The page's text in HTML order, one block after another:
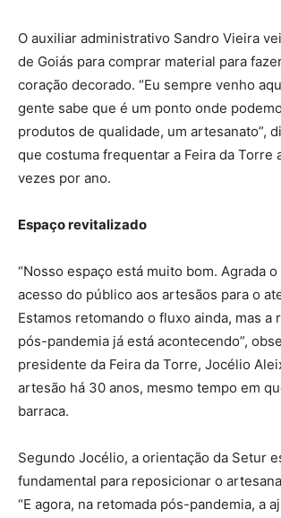
O auxiliar administrativo Sandro Vieira
de Goiás para comprar material para
coração decorado. “Eu sempre venho
gente sabe que é um ponto onde
produtos de qualidade, um artesanato”,
que costuma frequentar a Feira da Torre
vezes por ano.
Espaço revitalizado
“Nosso espaço está muito bom. Agrada
acesso do público aos artesãos para o
Estamos retomando o fluxo ainda, mas a
pós-pandemia já está acontecendo”,
presidente da Feira da Torre, Jocélio
artesão há 30 anos, mesmo tempo em
barraca.
Segundo Jocélio, a orientação da Setur
fundamental para reposicionar o
“E agora, na retomada pós-pandemia, a